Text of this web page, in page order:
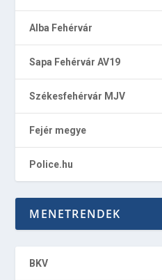
Alba Fehérvár
Sapa Fehérvár AV19
Székesfehérvár MJV
Fejér megye
Police.hu
MENETRENDEK
BKV